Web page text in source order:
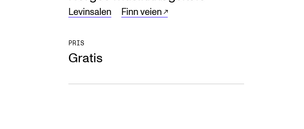
Levinsalen Finn veien
PRIS
Gratis